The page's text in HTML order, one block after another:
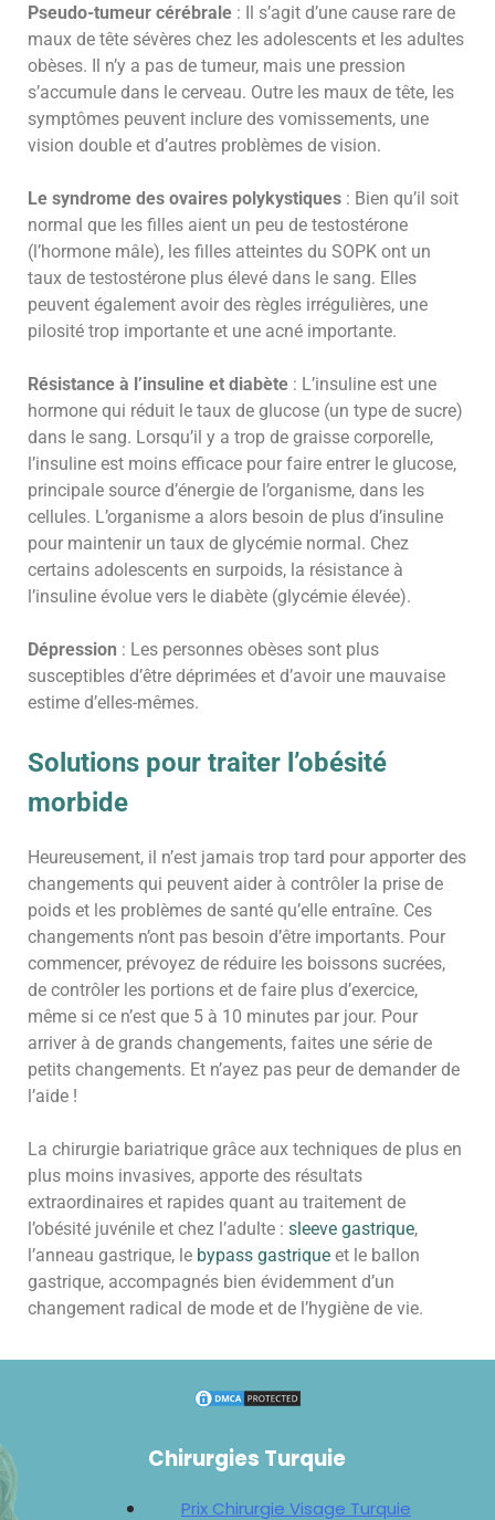
Pseudo-tumeur cérébrale : Il s’agit d’une cause rare de
maux de tête sévères chez les adolescents et les adultes
obèses. Il n’y a pas de tumeur, mais une pression
s’accumule dans le cerveau. Outre les maux de tête, les
symptômes peuvent inclure des vomissements, une
vision double et d’autres problèmes de vision.
Le syndrome des ovaires polykystiques : Bien qu’il soit
normal que les filles aient un peu de testostérone
(l’hormone mâle), les filles atteintes du SOPK ont un
taux de testostérone plus élevé dans le sang. Elles
peuvent également avoir des règles irrégulières, une
pilosité trop importante et une acné importante.
Résistance à l’insuline et diabète : L’insuline est une
hormone qui réduit le taux de glucose (un type de sucre)
dans le sang. Lorsqu’il y a trop de graisse corporelle,
l’insuline est moins efficace pour faire entrer le glucose,
principale source d’énergie de l’organisme, dans les
cellules. L’organisme a alors besoin de plus d’insuline
pour maintenir un taux de glycémie normal. Chez
certains adolescents en surpoids, la résistance à
l’insuline évolue vers le diabète (glycémie élevée).
Dépression : Les personnes obèses sont plus
susceptibles d’être déprimées et d’avoir une mauvaise
estime d’elles-mêmes.
Solutions pour traiter l’obésité
morbide
Heureusement, il n’est jamais trop tard pour apporter des
changements qui peuvent aider à contrôler la prise de
poids et les problèmes de santé qu’elle entraîne. Ces
changements n’ont pas besoin d’être importants. Pour
commencer, prévoyez de réduire les boissons sucrées,
de contrôler les portions et de faire plus d’exercice,
même si ce n’est que 5 à 10 minutes par jour. Pour
arriver à de grands changements, faites une série de
petits changements. Et n’ayez pas peur de demander de
l’aide !
La chirurgie bariatrique grâce aux techniques de plus en
plus moins invasives, apporte des résultats
extraordinaires et rapides quant au traitement de
l’obésité juvénile et chez l’adulte : sleeve gastrique,
l’anneau gastrique, le bypass gastrique et le ballon
gastrique, accompagnés bien évidemment d’un
changement radical de mode et de l’hygiène de vie.
Chirurgies Turquie
Prix Chirurgie Visage Turquie